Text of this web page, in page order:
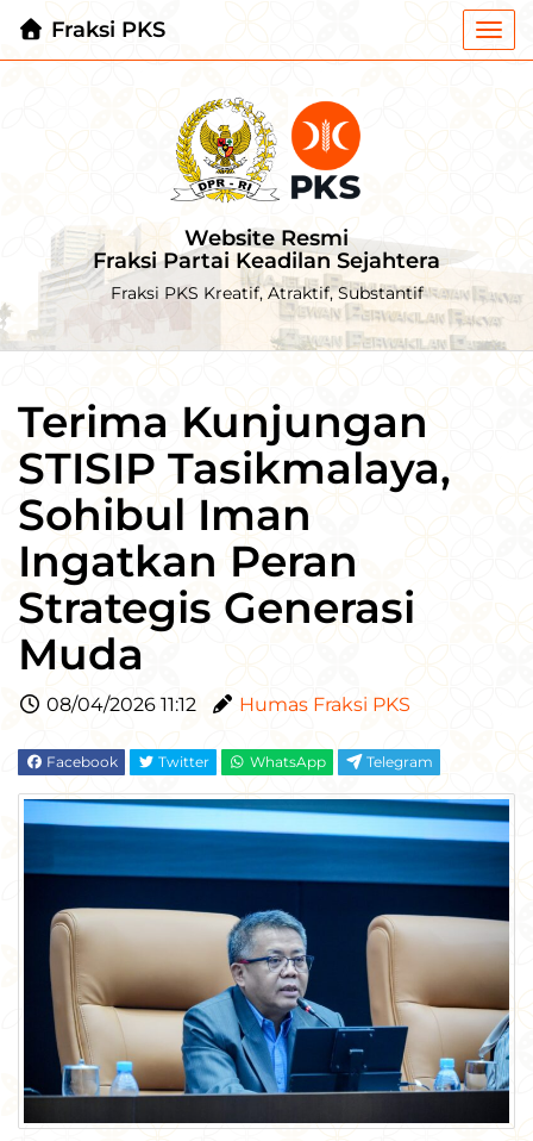
Fraksi PKS
Website Resmi
Fraksi Partai Keadilan Sejahtera
Fraksi PKS Kreatif, Atraktif, Substantif
Terima Kunjungan
STISIP Tasikmalaya,
Sohibul Iman
Ingatkan Peran
Strategis Generasi
Muda
08/04/2026 11:12 Humas Fraksi PKS
Facebook Twitter WhatsApp Telegram